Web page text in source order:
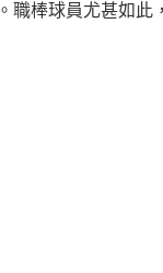
職棒球員尤甚如此